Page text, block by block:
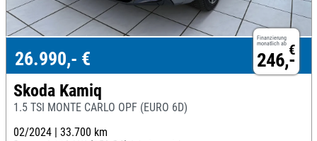
Finanzierung
monatlich ab €
246,-
26.990,- €
Skoda Kamiq
1.5 TSI MONTE CARLO OPF (EURO 6D)
02/2024 | 33.700 km